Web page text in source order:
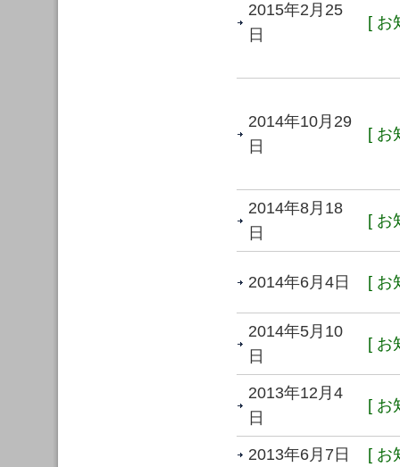
2015年2月25
日
[ お
2014年10月29
日
[ お
2014年8月18
日
[ お
2014年6月4日 [ お
2014年5月10
日
[ お
2013年12月4
日
[ お
2013年6月7日 [ お